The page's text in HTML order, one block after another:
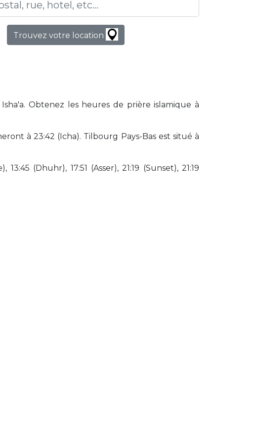
Trouvez votre location
Obtenez les heures de prière islamique à
à 23:42 (Icha). Tilbourg Pays-Bas est situé à
(Dhuhr), 17:51 (Asser), 21:19 (Sunset), 21:19